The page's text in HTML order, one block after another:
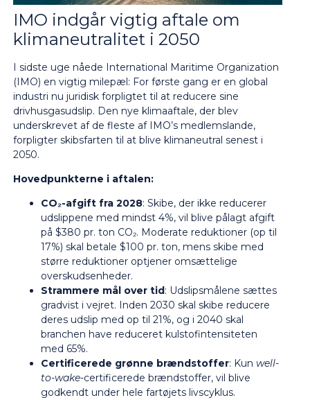
IMO indgår vigtig aftale om
klimaneutralitet i 2050
I sidste uge nåede International Maritime Organization
(IMO) en vigtig milepæl: For første gang er en global
industri nu juridisk forpligtet til at reducere sine
drivhusgasudslip. Den nye klimaaftale, der blev
underskrevet af de fleste af IMO’s medlemslande,
forpligter skibsfarten til at blive klimaneutral senest i
2050.
Hovedpunkterne i aftalen:
CO₂-afgift fra 2028: Skibe, der ikke reducerer
udslippene med mindst 4%, vil blive pålagt afgift
på $380 pr. ton CO₂. Moderate reduktioner (op til
17%) skal betale $100 pr. ton, mens skibe med
større reduktioner optjener omsættelige
overskudsenheder.
Strammere mål over tid : Udslipsmålene sættes
gradvist i vejret. Inden 2030 skal skibe reducere
deres udslip med op til 21%, og i 2040 skal
branchen have reduceret kulstofintensiteten
med 65%.
Certificerede grønne brændstoffer: Kun well-
to-wake-certificerede brændstoffer, vil blive
godkendt under hele fartøjets livscyklus.